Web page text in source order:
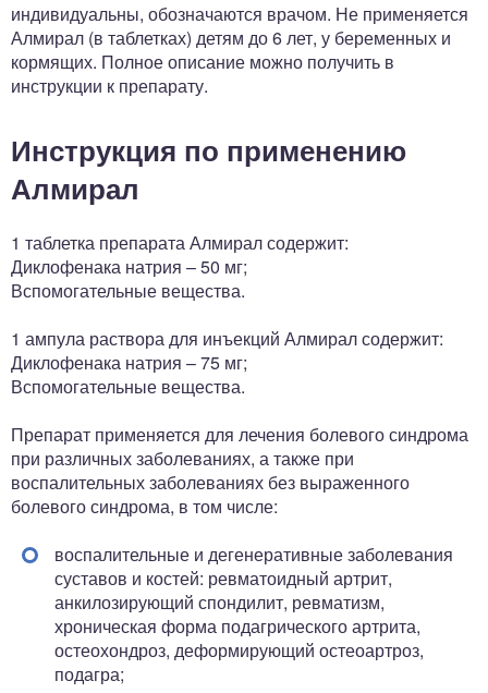
индивидуальны, обозначаются врачом. Не применяется
Алмирал (в таблетках) детям до 6 лет, у беременных и
кормящих. Полное описание можно получить в
инструкции к препарату.
Инструкция по применению
Алмирал
1 таблетка препарата Алмирал содержит:
Диклофенака натрия – 50 мг;
Вспомогательные вещества.
1 ампула раствора для инъекций Алмирал содержит:
Диклофенака натрия – 75 мг;
Вспомогательные вещества.
Препарат применяется для лечения болевого синдрома
при различных заболеваниях, а также при
воспалительных заболеваниях без выраженного
болевого синдрома, в том числе:
воспалительные и дегенеративные заболевания
суставов и костей: ревматоидный артрит,
анкилозирующий спондилит, ревматизм,
хроническая форма подагрического артрита,
остеохондроз, деформирующий остеоартроз,
подагра;